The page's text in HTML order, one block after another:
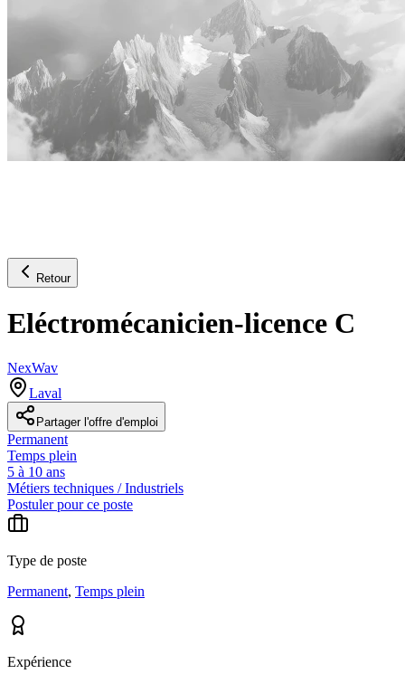
Retour
Eléctromécanicien-licence C
NexWav
Laval
Partager l'offre d'emploi
Permanent
Temps plein
5 à 10 ans
Métiers techniques / Industriels
Postuler pour ce poste
Type de poste
Permanent, Temps plein
Expérience